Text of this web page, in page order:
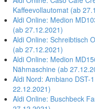
Kaffeevollautomat (ab
Aldi Online: Medion
(ab 27.12.2021)
Aldi Online: Schreibtisch
(ab 27.12.2021)
Aldi Online: Medion
Nähmaschine (ab
Aldi Nord: Ambiano DST-
22.12.2021)
Aldi Online: Buschbeck